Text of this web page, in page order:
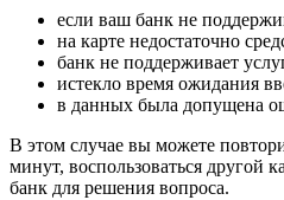
если ваш банк не
на карте недостаточно
банк не поддерживает
истекло время ожидания
в данных была допущена
В этом случае вы можете
минут, воспользоваться другой
банк для решения вопроса.